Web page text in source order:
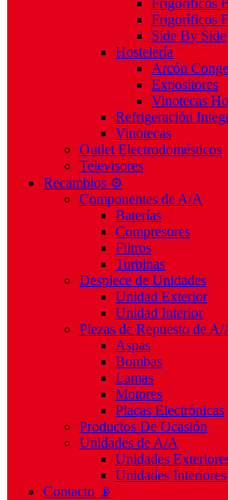
Frigoríficos
Frigoríficos
Side By Side
Hostelería
Arcón
Expositores
Vinotecas
Refrigeración
Vinotecas
Outlet Electrodomésticos
Televisores
Recambios ⚙️
Componentes de A/A
Baterías
Compresores
Filtros
Turbinas
Despiece de Unidades
Unidad Exterior
Unidad Interior
Piezas de Repuesto de A/
Aspas
Bombas
Lamas
Motores
Placas Electrónicas
Productos De Ocasión
Unidades de A/A
Unidades
Unidades Interiores
Contacto 📡